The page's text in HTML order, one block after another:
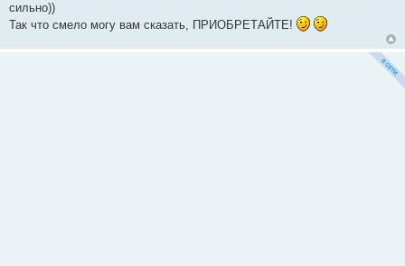
сильно))
Так что смело могу вам сказать, ПРИОБРЕТАЙТЕ!